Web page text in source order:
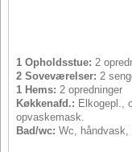
1 Opholdsstue: 2
2 Soveværelser: 2
1 Hems: 2 opredninger
Køkkenafd.: Elkogepl.,
opvaskemask.
Bad/wc: Wc, håndvask,